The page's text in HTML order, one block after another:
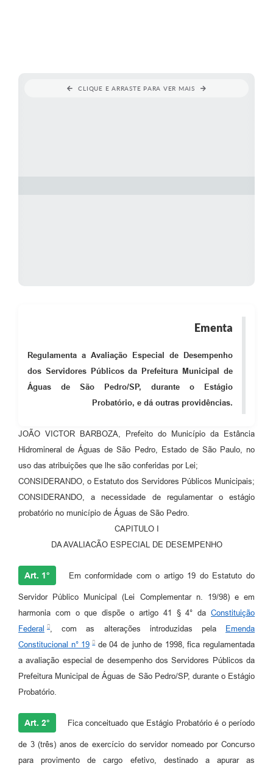
CLIQUE E ARRASTE PARA VER MAIS
Ementa
Regulamenta a Avaliação Especial de Desempenho
dos Servidores Públicos da Prefeitura Municipal de
Águas de São Pedro/SP, durante o Estágio
Probatório, e dá outras providências.
JOÃO VICTOR BARBOZA, Prefeito do Município da Estância
Hidromineral de Águas de São Pedro, Estado de São Paulo, no
uso das atribuições que lhe são conferidas por Lei;
CONSIDERANDO, o Estatuto dos Servidores Públicos Municipais;
CONSIDERANDO, a necessidade de regulamentar o estágio
probatório no município de Águas de São Pedro.
CAPITULO I
DA AVALIACÃO ESPECIAL DE DESEMPENHO
Art. 1° Em conformidade com o artigo 19 do Estatuto do
Servidor Público Municipal (Lei Complementar n. 19/98) e em
harmonia com o que dispõe o artigo 41 § 4° da Constituição
Federal
, com as alterações introduzidas pela
Emenda
Constitucional n° 19
de 04 de junho de 1998, fica regulamentada
a avaliação especial de desempenho dos Servidores Públicos da
Prefeitura Municipal de Águas de São Pedro/SP, durante o Estágio
Probatório.
Art. 2° Fica conceituado que Estágio Probatório é o período
de 3 (três) anos de exercício do servidor nomeado por Concurso
para provimento de cargo efetivo, destinado a apurar as